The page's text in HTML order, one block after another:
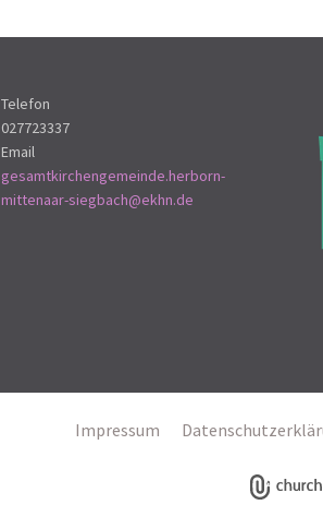
Telefon
027723337
Email
gesamtkirchengemeinde.herborn-
mittenaar-siegbach@ekhn.de
Impressum